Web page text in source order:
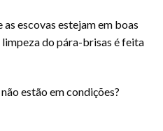
escovas estejam em boas
do pára-brisas é feita
estão em condições?